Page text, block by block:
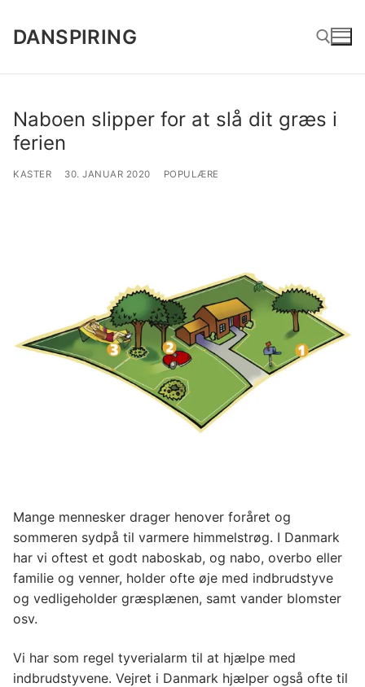
DANSPIRING
Naboen slipper for at slå dit græs i
ferien
KASTER 30. JANUAR 2020 POPULÆRE
Mange mennesker drager henover foråret og
sommeren sydpå til varmere himmelstrøg. I Danmark
har vi oftest et godt naboskab, og nabo, overbo eller
familie og venner, holder ofte øje med indbrudstyve
og vedligeholder græsplænen, samt vander blomster
osv.
Vi har som regel tyverialarm til at hjælpe med
indbrudstyvene. Vejret i Danmark hjælper også ofte til